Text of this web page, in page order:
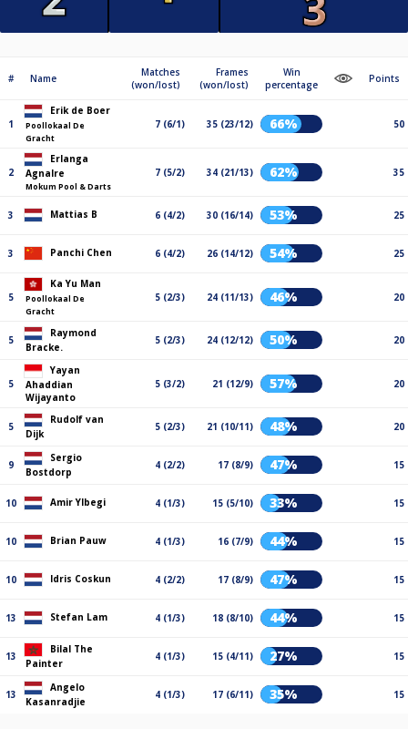
# Name
Matches
(won/lost)
Frames
(won/lost)
Win
percentage
Points
1
Erik de Boer
Poollokaal De
Gracht
7 (6/1) 35 (23/12) 66% 50
2
Erlanga
Agnalre
Mokum Pool & Darts
7 (5/2) 34 (21/13) 62% 35
3 Mattias B 6 (4/2) 30 (16/14) 53% 25
3 Panchi Chen 6 (4/2) 26 (14/12) 54% 25
5
Ka Yu Man
Poollokaal De
Gracht
5 (2/3) 24 (11/13) 46% 20
5
Raymond
Bracke.
5 (2/3) 24 (12/12) 50% 20
5
Yayan
Ahaddian
Wijayanto
5 (3/2) 21 (12/9) 57% 20
5
Rudolf van
Dijk
5 (2/3) 21 (10/11) 48% 20
9
Sergio
Bostdorp
4 (2/2) 17 (8/9) 47% 15
10 Amir Ylbegi 4 (1/3) 15 (5/10) 33% 15
10 Brian Pauw 4 (1/3) 16 (7/9) 44% 15
10 Idris Coskun 4 (2/2) 17 (8/9) 47% 15
13 Stefan Lam 4 (1/3) 18 (8/10) 44% 15
13
Bilal The
Painter
4 (1/3) 15 (4/11) 27% 15
13
Angelo
Kasanradjie
4 (1/3) 17 (6/11) 35% 15